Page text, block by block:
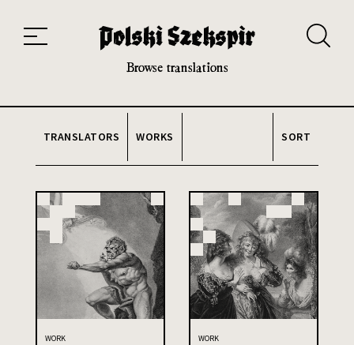
20th and 21st century module
Browse translations
TRANSLATORS WORKS SORT
WORK WORK